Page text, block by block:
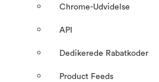
Chrome-Udvidelse
API
Dedikerede Rabatkoder
Product Feeds